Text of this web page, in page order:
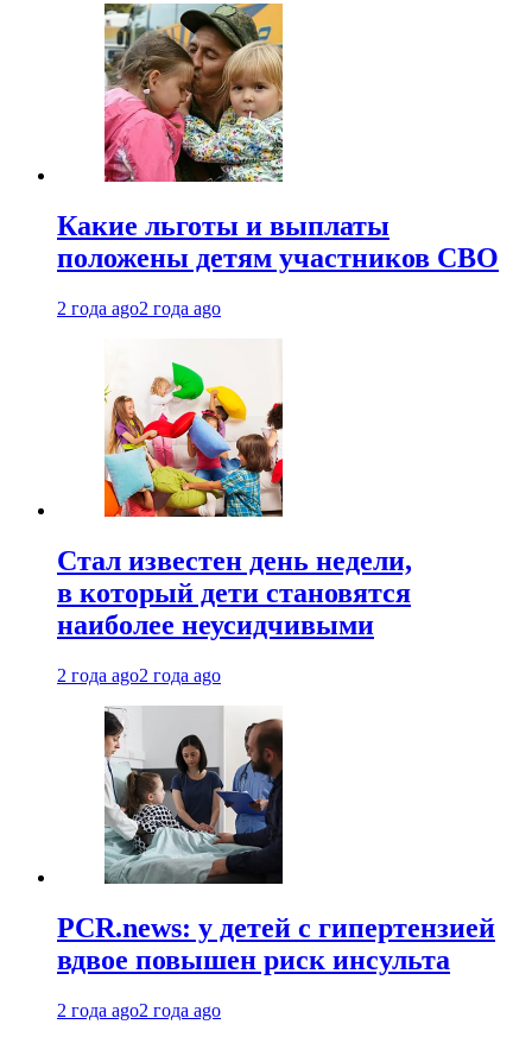
Какие льготы и выплаты
положены детям участников СВО
2 года ago2 года ago
Стал известен день недели,
в который дети становятся
наиболее неусидчивыми
2 года ago2 года ago
PCR.news: у детей с гипертензией
вдвое повышен риск инсульта
2 года ago2 года ago